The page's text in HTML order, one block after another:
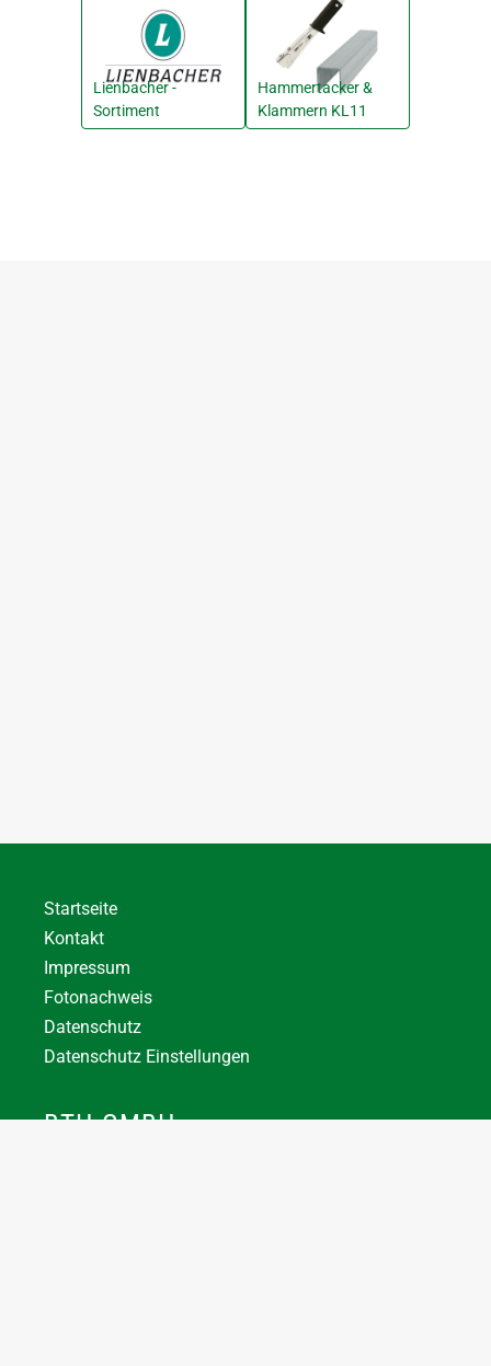
Lienbacher -
Sortiment
Hammertacker &
Klammern KL11
Startseite
Kontakt
Impressum
Fotonachweis
Datenschutz
Datenschutz Einstellungen
BTH GMBH